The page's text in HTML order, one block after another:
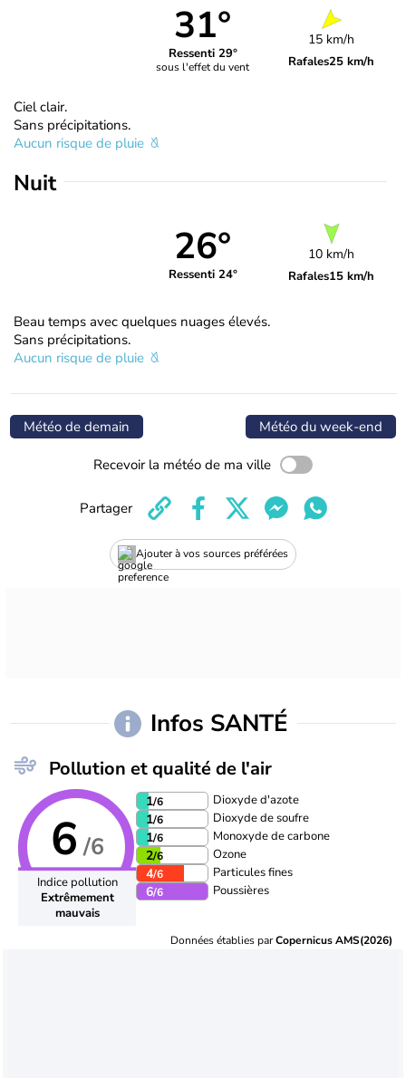
31°
Ressenti 29°
sous l'effet du vent
15 km/h
Rafales25 km/h
Ciel clair.
Sans précipitations.
Aucun risque de pluie
Nuit
26°
Ressenti 24°
10 km/h
Rafales15 km/h
Beau temps avec quelques nuages élevés.
Sans précipitations.
Aucun risque de pluie
Météo de demain Météo du week-end
Recevoir la météo de ma ville
Ajouter à vos sources préférées
Partager
Infos SANTÉ
Pollution et qualité de l'air
6 /6
Indice pollution
Extrêmement
mauvais
1/6 Dioxyde d'azote
1/6 Dioxyde de soufre
1/6 Monoxyde de carbone
2/6 Ozone
4/6 Particules fines
6/6 Poussières
Données établies parCopernicus AMS(2026)